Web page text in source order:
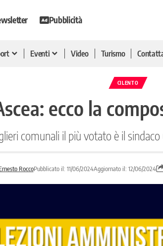
Pubblicità
Eventi Video Turismo
CILENTO
ecco la
comunali il più votato è il
RoccoPubblicato il: 11/06/2024Aggiornato il: 12/06/2024